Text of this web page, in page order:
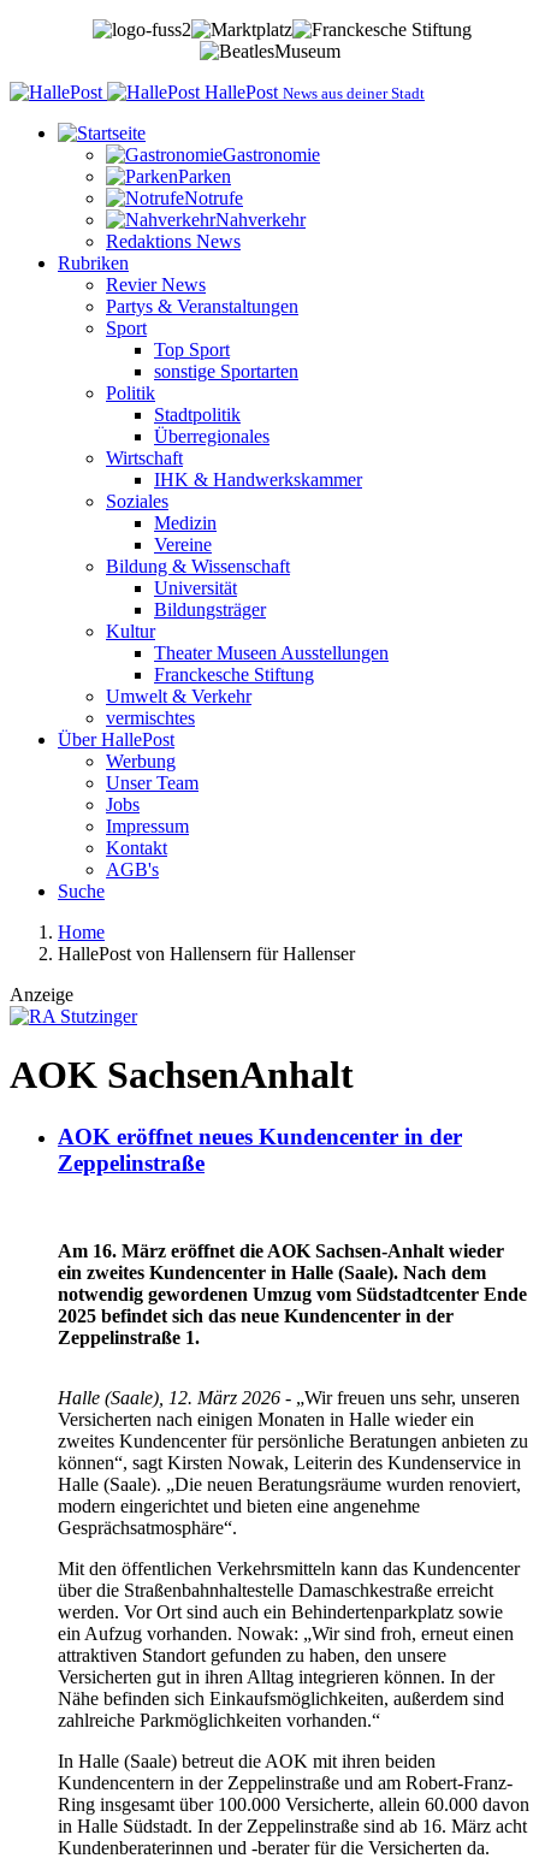
HallePost News aus deiner Stadt
Gastronomie
Parken
Notrufe
Nahverkehr
Redaktions News
Rubriken
Revier News
Partys & Veranstaltungen
Sport
Top Sport
sonstige Sportarten
Politik
Stadtpolitik
Überregionales
Wirtschaft
IHK & Handwerkskammer
Soziales
Medizin
Vereine
Bildung & Wissenschaft
Universität
Bildungsträger
Kultur
Theater Museen Ausstellungen
Franckesche Stiftung
Umwelt & Verkehr
vermischtes
Über HallePost
Werbung
Unser Team
Jobs
Impressum
Kontakt
AGB's
Suche
Home
HallePost von Hallensern für Hallenser
Anzeige
AOK SachsenAnhalt
AOK eröffnet neues Kundencenter in der
Zeppelinstraße
Am 16. März eröffnet die AOK Sachsen-Anhalt wieder
ein zweites Kundencenter in Halle (Saale). Nach dem
notwendig gewordenen Umzug vom Südstadtcenter Ende
2025 befindet sich das neue Kundencenter in der
Zeppelinstraße 1.
Halle (Saale), 12. März 2026 - „Wir freuen uns sehr, unseren
Versicherten nach einigen Monaten in Halle wieder ein
zweites Kundencenter für persönliche Beratungen anbieten zu
können“, sagt Kirsten Nowak, Leiterin des Kundenservice in
Halle (Saale). „Die neuen Beratungsräume wurden renoviert,
modern eingerichtet und bieten eine angenehme
Gesprächsatmosphäre“.
Mit den öffentlichen Verkehrsmitteln kann das Kundencenter
über die Straßenbahnhaltestelle Damaschkestraße erreicht
werden. Vor Ort sind auch ein Behindertenparkplatz sowie
ein Aufzug vorhanden. Nowak: „Wir sind froh, erneut einen
attraktiven Standort gefunden zu haben, den unsere
Versicherten gut in ihren Alltag integrieren können. In der
Nähe befinden sich Einkaufsmöglichkeiten, außerdem sind
zahlreiche Parkmöglichkeiten vorhanden.“
In Halle (Saale) betreut die AOK mit ihren beiden
Kundencentern in der Zeppelinstraße und am Robert-Franz-
Ring insgesamt über 100.000 Versicherte, allein 60.000 davon
in Halle Südstadt. In der Zeppelinstraße sind ab 16. März acht
Kundenberaterinnen und -berater für die Versicherten da.